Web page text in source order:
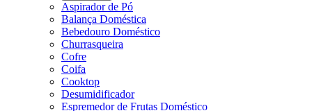
Aspirador de Pó
Balança Doméstica
Bebedouro Doméstico
Churrasqueira
Cofre
Coifa
Cooktop
Desumidificador
Espremedor de Frutas Doméstico